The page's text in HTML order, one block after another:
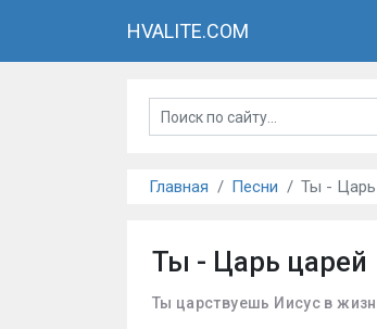
HVALITE.COM
Главная Песни Ты - Царь
Ты - Царь царей
Ты царствуешь Иисус в